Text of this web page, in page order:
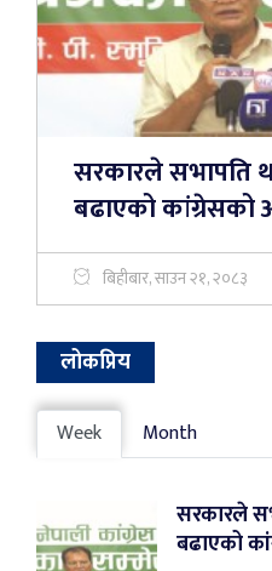
सरकारले सभापति
बढाएको कांग्रेसको
बिहीबार, साउन २१, २०८३
लोकप्रिय
Week Month
सरकारले
बढाएको